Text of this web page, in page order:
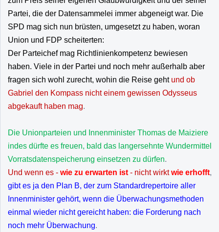
Partei, die der Datensammelei immer abgeneigt war. Die
SPD mag sich nun brüsten, umgesetzt zu haben, woran
Union und FDP scheiterten:
Der Parteichef mag Richtlinienkompetenz bewiesen
haben. Viele in der Partei und noch mehr außerhalb aber
fragen sich wohl zurecht, wohin die Reise geht und ob
Gabriel den Kompass nicht einem gewissen Odysseus
abgekauft haben mag.
Die Unionparteien und Innenminister Thomas de Maiziere
indes dürfte es freuen, bald das langersehnte Wundermittel
Vorratsdatenspeicherung einsetzen zu dürfen.
Und wenn es - wie zu erwarten ist - nicht wirkt wie erhofft,
gibt es ja den Plan B, der zum Standardrepertoire aller
Innenminister gehört, wenn die Überwachungsmethoden
einmal wieder nicht gereicht haben: die Forderung nach
noch mehr Überwachung.